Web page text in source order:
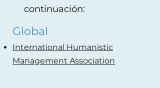
continuación:
Global
International Humanistic
Management Association